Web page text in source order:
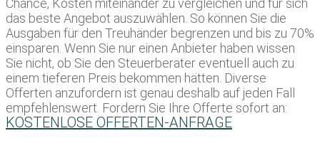
Chance, Kosten miteinander zu vergleichen und für sich
das beste Angebot auszuwählen. So können Sie die
Ausgaben für den Treuhänder begrenzen und bis zu 70%
einsparen. Wenn Sie nur einen Anbieter haben wissen
Sie nicht, ob Sie den Steuerberater eventuell auch zu
einem tieferen Preis bekommen hätten. Diverse
Offerten anzufordern ist genau deshalb auf jeden Fall
empfehlenswert. Fordern Sie Ihre Offerte sofort an:
KOSTENLOSE OFFERTEN-ANFRAGE